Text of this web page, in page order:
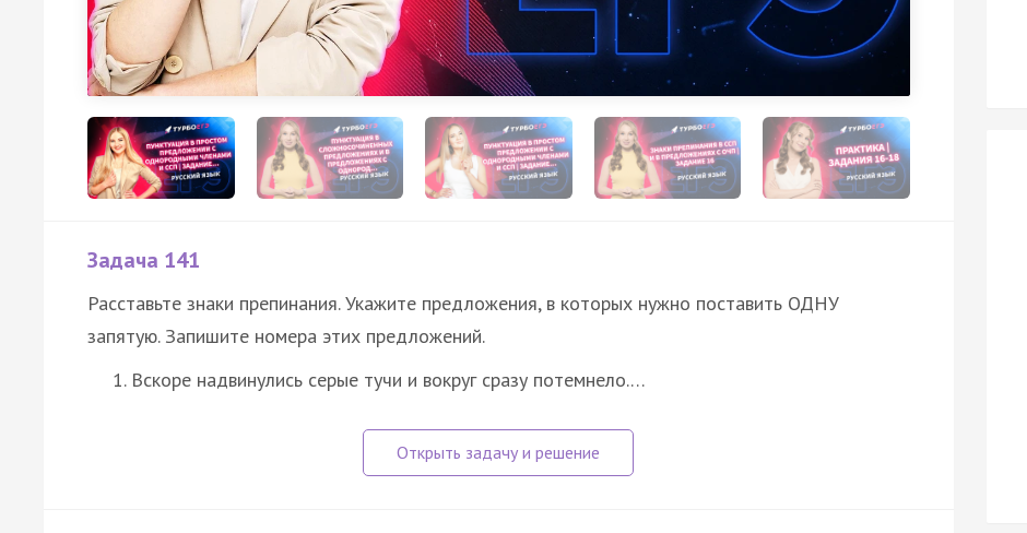
Задача 141
Расставьте знаки препинания. Укажите предложения, в которых нужно поставить ОДНУ
запятую. Запишите номера этих предложений.
Вскоре надвинулись серые тучи и вокруг сразу потемнело.…